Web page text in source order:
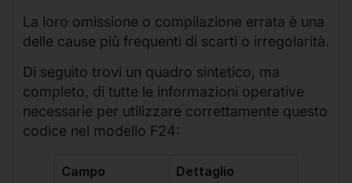
La loro omissione o compilazione errata è una
delle cause più frequenti di scarti o irregolarità.
Di seguito trovi un quadro sintetico, ma
completo, di tutte le informazioni operative
necessarie per utilizzare correttamente questo
codice nel modello F24:
Campo Dettaglio